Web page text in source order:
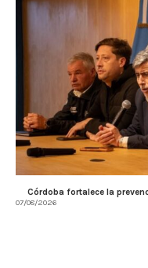
Córdoba fortalece la
07/08/2026